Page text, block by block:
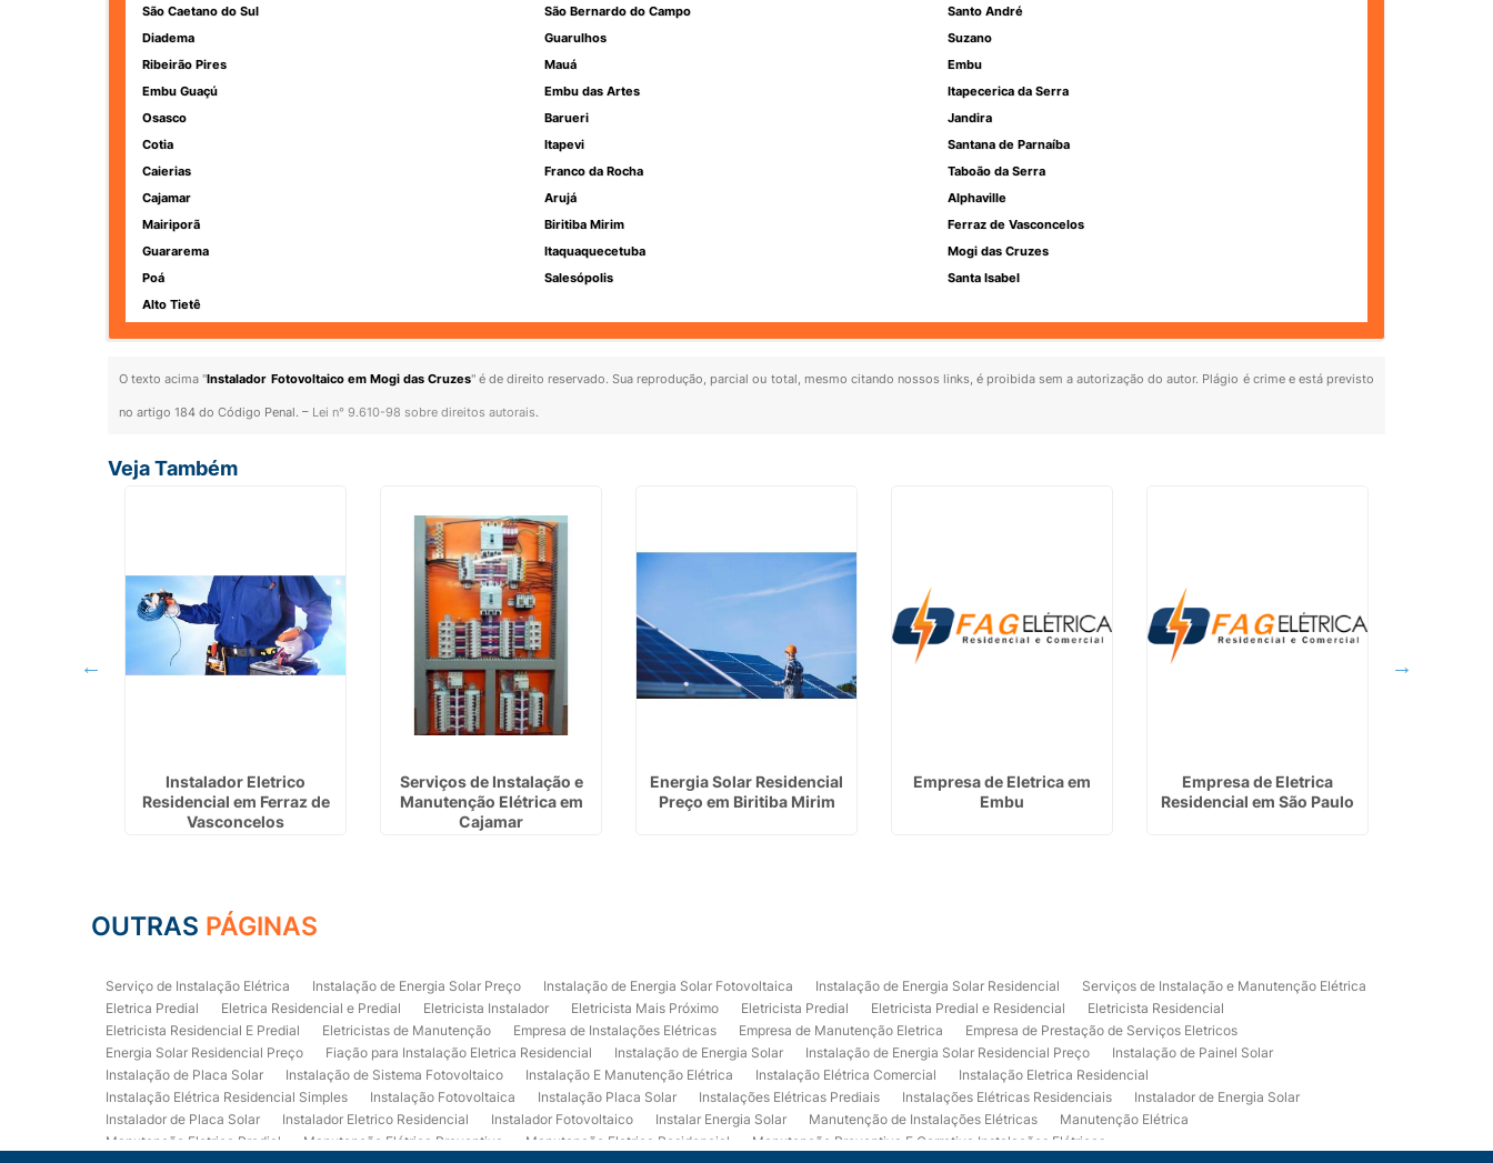
São Caetano do Sul São Bernardo do Campo
Santo André
Diadema
Guarulhos
Suzano
Ribeirão Pires
Mauá
Embu
Embu Guaçú
Embu das Artes
Itapecerica da Serra
Osasco
Barueri
Jandira
Cotia
Itapevi
Santana de Parnaíba
Caierias
Franco da Rocha
Taboão da Serra
Cajamar
Arujá
Alphaville
Mairiporã
Biritiba Mirim
Ferraz de Vasconcelos
Guararema
Itaquaquecetuba
Mogi das Cruzes
Poá
Salesópolis
Santa Isabel
Alto Tietê
O texto acima "Instalador Fotovoltaico em Mogi das Cruzes" é de direito reservado. Sua reprodução, parcial ou total, mesmo citando nossos links, é proibida sem a autorização do autor. Plágio é crime e está previsto
no artigo 184 do Código Penal. – Lei n° 9.610-98 sobre direitos autorais.
Veja Também
Instalador Eletrico
Residencial em Ferraz de
Vasconcelos
Serviços de Instalação e
Manutenção Elétrica em
Cajamar
Energia Solar Residencial
Preço em Biritiba Mirim
Empresa de Eletrica em
Embu
Empresa de Eletrica
Residencial em São Paulo
OUTRAS PÁGINAS
Serviço de Instalação Elétrica Instalação de Energia Solar Preço Instalação de Energia Solar Fotovoltaica Instalação de Energia Solar Residencial
Serviços de Instalação e Manutenção Elétrica
Eletrica Predial
Eletrica Residencial e Predial Eletricista Instalador Eletricista Mais Próximo Eletricista Predial Eletricista Predial e Residencial
Eletricista Residencial
Eletricista Residencial E Predial
Eletricistas de Manutenção Empresa de Instalações Elétricas Empresa de Manutenção Eletrica
Empresa de Prestação de Serviços Eletricos
Energia Solar Residencial Preço
Fiação para Instalação Eletrica Residencial Instalação de Energia Solar Instalação de Energia Solar Residencial Preço
Instalação de Painel Solar
Instalação de Placa Solar
Instalação de Sistema Fotovoltaico Instalação E Manutenção Elétrica Instalação Elétrica Comercial
Instalação Eletrica Residencial
Instalação Elétrica Residencial Simples
Instalação Fotovoltaica Instalação Placa Solar Instalações Elétricas Prediais Instalações Elétricas Residenciais
Instalador de Energia Solar
Instalador de Placa Solar
Instalador Eletrico Residencial Instalador Fotovoltaico Instalar Energia Solar Manutenção de Instalações Elétricas
Manutenção Elétrica
Manutenção Eletrica Predial
Manutenção Elétrica Preventiva Manutenção Eletrica Residencial
Manutenção Preventiva E Corretiva Instalações Elétricas